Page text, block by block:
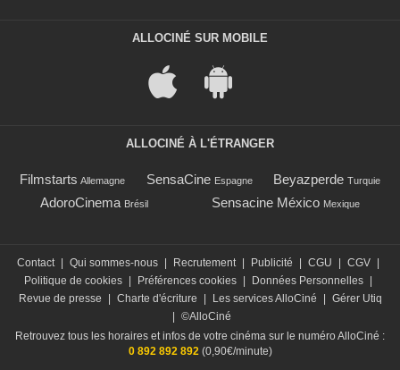
ALLOCINÉ SUR MOBILE
ALLOCINÉ À L'ÉTRANGER
Filmstarts Allemagne SensaCine Espagne Beyazperde Turquie
AdoroCinema Brésil Sensacine México Mexique
Contact | Qui sommes-nous | Recrutement | Publicité | CGU | CGV |
Politique de cookies | Préférences cookies | Données Personnelles |
Revue de presse
| Charte d'écriture | Les services AlloCiné | Gérer Utiq
| ©AlloCiné
Retrouvez tous les horaires et infos de votre cinéma sur le numéro AlloCiné :
0 892 892 892 (0,90€/minute)